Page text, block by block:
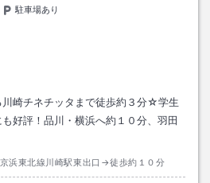
駐車場あり
崎チネチッタまで徒歩約３分☆学生
好評！品川・横浜へ約１０分、羽田
京浜東北線川崎駅東出口→徒歩約１０分